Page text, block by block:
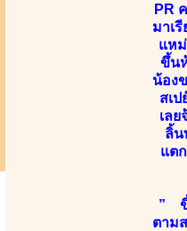
PR
มาเ
แห
ขึ้น
น้อง
สเ
เล
ลิ้น
แต
” ขึ้
ตาม